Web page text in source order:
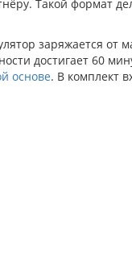
Такой формат
заряжается от
достигает 60
основе. В комплект